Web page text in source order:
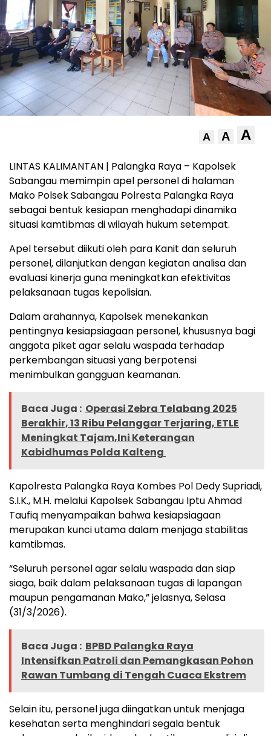
A A A
LINTAS KALIMANTAN | Palangka Raya – Kapolsek
Sabangau memimpin apel personel di halaman
Mako Polsek Sabangau Polresta Palangka Raya
sebagai bentuk kesiapan menghadapi dinamika
situasi kamtibmas di wilayah hukum setempat.
Apel tersebut diikuti oleh para Kanit dan seluruh
personel, dilanjutkan dengan kegiatan analisa dan
evaluasi kinerja guna meningkatkan efektivitas
pelaksanaan tugas kepolisian.
Dalam arahannya, Kapolsek menekankan
pentingnya kesiapsiagaan personel, khususnya bagi
anggota piket agar selalu waspada terhadap
perkembangan situasi yang berpotensi
menimbulkan gangguan keamanan.
Baca Juga : Operasi Zebra Telabang 2025
Berakhir, 13 Ribu Pelanggar Terjaring, ETLE
Meningkat Tajam,Ini Keterangan
Kabidhumas Polda Kalteng
Kapolresta Palangka Raya Kombes Pol Dedy Supriadi,
S.I.K., M.H. melalui Kapolsek Sabangau Iptu Ahmad
Taufiq menyampaikan bahwa kesiapsiagaan
merupakan kunci utama dalam menjaga stabilitas
kamtibmas.
“Seluruh personel agar selalu waspada dan siap
siaga, baik dalam pelaksanaan tugas di lapangan
maupun pengamanan Mako,” jelasnya, Selasa
(31/3/2026).
Baca Juga : BPBD Palangka Raya
Intensifkan Patroli dan Pemangkasan Pohon
Rawan Tumbang di Tengah Cuaca Ekstrem
Selain itu, personel juga diingatkan untuk menjaga
kesehatan serta menghindari segala bentuk